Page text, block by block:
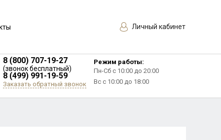
Личный кабинет
8 (800) 707-19-27
(звонок бесплатный)
8 (499) 991-19-59
Заказать обратный звонок
Режим работы:
Пн-Сб с 10:00 до 20:00
Вс с 10:00 до 18:00